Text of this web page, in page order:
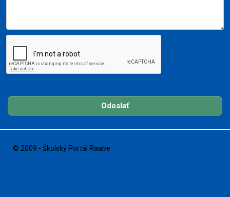
Odoslať
© 2009 - Školský Portál Raabe